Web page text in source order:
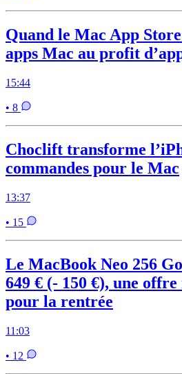
Quand le Mac App
apps Mac au profit
15:44
• 8
Choclift transforme
commandes pour le Mac
13:37
• 15
Le MacBook Neo 256
649 € (- 150 €), une offre
pour la rentrée
11:03
• 12